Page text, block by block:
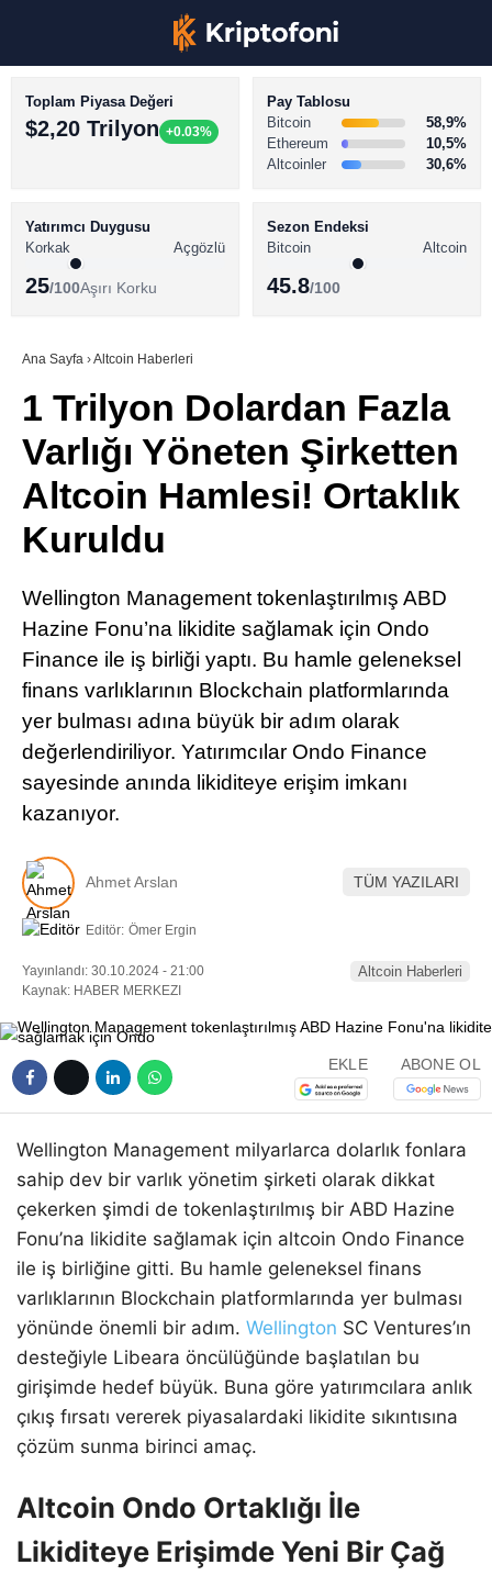
Youtube
TikTok
Telegram
BİTCOİN HABERLERİ
ALTCOİN HABERLERİ
SÖZLÜK
Toplam Piyasa Değeri
$2,20 Trilyon +0.03%
Pay Tablosu
Bitcoin
58,9%
Ethereum
10,5%
Altcoinler
30,6%
Yatırımcı Duygusu
Korkak
Açgözlü
25/100Aşırı Korku
Sezon Endeksi
Bitcoin
Altcoin
45.8/100
Ana Sayfa ›Altcoin Haberleri
1 Trilyon Dolardan Fazla
Varlığı Yöneten Şirketten
Altcoin Hamlesi! Ortaklık
Kuruldu
Wellington Management tokenlaştırılmış ABD
Hazine Fonu’na likidite sağlamak için Ondo
Finance ile iş birliği yaptı. Bu hamle geleneksel
finans varlıklarının Blockchain platformlarında
yer bulması adına büyük bir adım olarak
değerlendiriliyor. Yatırımcılar Ondo Finance
sayesinde anında likiditeye erişim imkanı
kazanıyor.
Ahmet Arslan TÜM YAZILARI
Editör: Ömer Ergin
Yayınlandı: 30.10.2024 - 21:00
Kaynak: HABER MERKEZI
Altcoin Haberleri
EKLE ABONE OL
Wellington Management milyarlarca dolarlık fonlara
sahip dev bir varlık yönetim şirketi olarak dikkat
çekerken şimdi de tokenlaştırılmış bir ABD Hazine
Fonu’na likidite sağlamak için altcoin Ondo Finance
ile iş birliğine gitti. Bu hamle geleneksel finans
varlıklarının Blockchain platformlarında yer bulması
yönünde önemli bir adım. Wellington SC Ventures’ın
desteğiyle Libeara öncülüğünde başlatılan bu
girişimde hedef büyük. Buna göre yatırımcılara anlık
çıkış fırsatı vererek piyasalardaki likidite sıkıntısına
çözüm sunma birinci amaç.
Altcoin Ondo Ortaklığı İle
Likiditeye Erişimde Yeni Bir Çağ